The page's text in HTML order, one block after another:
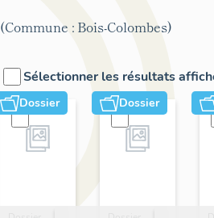
(Commune : Bois-Colombes)
Sélectionner les résultats
Dossier Dossier